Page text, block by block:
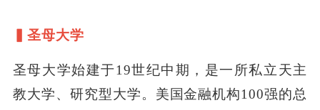
▍圣母大学
圣母大学始建于19世纪中期，是一所私立天主
教大学、研究型大学。美国金融机构100强的总